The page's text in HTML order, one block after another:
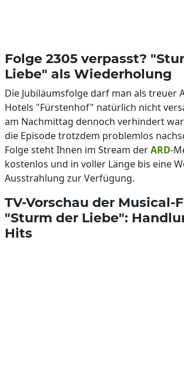
Folge 2305 verpasst?
Liebe" als Wiederholung
Die Jubiläumsfolge darf man als treuer
Hotels "Fürstenhof" natürlich nicht
am Nachmittag dennoch verhindert
die Episode trotzdem problemlos
Folge steht Ihnen im Stream derARD-
kostenlos und in voller Länge bis eine
Ausstrahlung zur Verfügung.
TV-Vorschau der Musical-
"Sturm der Liebe":
Hits